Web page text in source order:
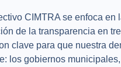
CIMTRA se enfoca en
de la transparencia en
clave para que nuestra
los gobiernos